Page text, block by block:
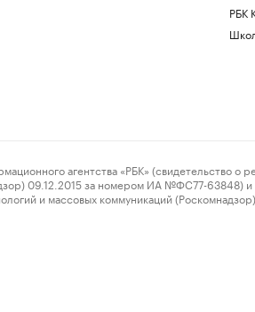
РБК
агентства «РБК» (свидетельство о
09.12.2015 за номером ИА №ФС77-63848) и
и массовых коммуникаций